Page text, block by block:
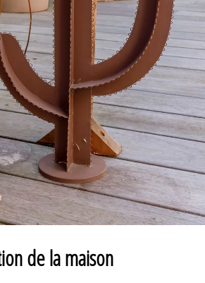
de la maison